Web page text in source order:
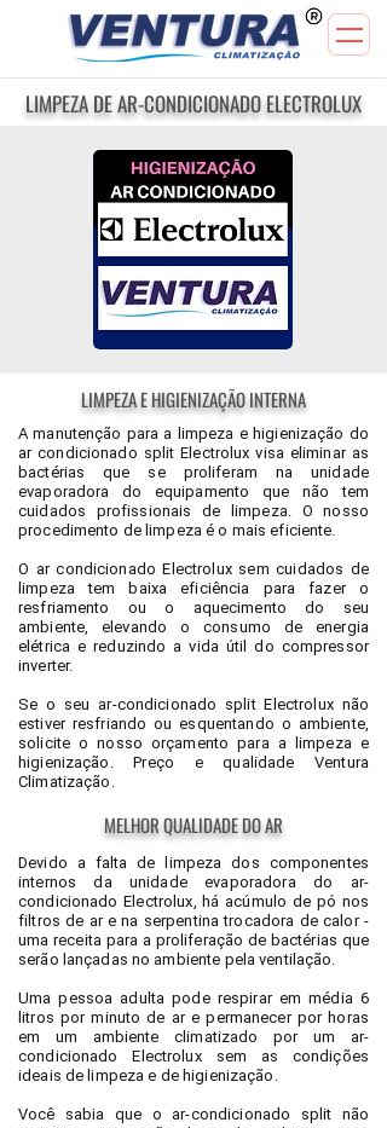
LIMPEZA DE AR-CONDICIONADO ELECTROLUX
LIMPEZA E HIGIENIZAÇÃO INTERNA
Amanutenção para a limpeza e higienização do
ar condicionado split Electrolux visa eliminar as
bactérias que se proliferam na unidade
evaporadora do equipamento que não tem
cuidados profissionais de limpeza. O nosso
procedimento de limpeza é o mais eficiente.
O ar condicionado Electrolux sem cuidados de
limpeza tem baixa eficiência para fazer o
resfriamento ou o aquecimento do seu
ambiente, elevando o consumo de energia
elétrica e reduzindo a vida útil do compressor
inverter.
Se o seu ar-condicionado split Electrolux não
estiver resfriando ou esquentando o ambiente,
solicite o nosso orçamento para a limpeza e
higienização. Preço e qualidade Ventura
Climatização.
MELHOR QUALIDADE DO AR
Devido a falta de limpeza dos componentes
internos da unidade evaporadora do ar-
condicionado Electrolux, há acúmulo de pó nos
filtros de ar e na serpentina trocadora de calor -
uma receita para a proliferação de bactérias que
serão lançadas no ambiente pela ventilação.
Uma pessoa adulta pode respirar em média 6
litros por minuto de ar e permanecer por horas
em um ambiente climatizado por um ar-
condicionado Electrolux sem as condições
ideais de limpeza e de higienização.
Você sabia que o ar-condicionado split não